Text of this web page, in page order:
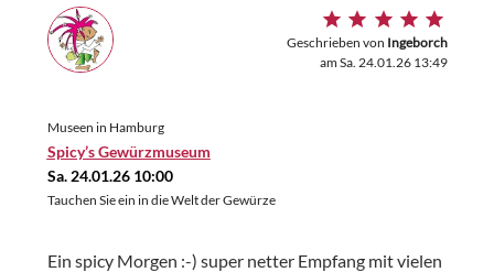
Geschrieben von Ingeborch
am Sa. 24.01.26 13:49
Museen in Hamburg
Spicy’s Gewürzmuseum
Sa. 24.01.26 10:00
Tauchen Sie ein in die Welt der Gewürze
Ein spicy Morgen :-) super netter Empfang mit vielen